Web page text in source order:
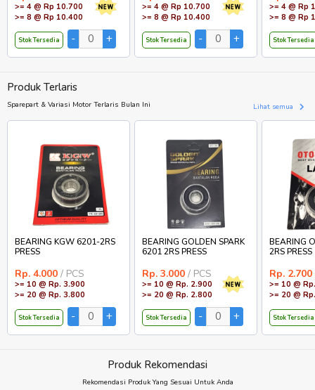
>= 4 @ Rp 10.700
>= 8 @ Rp 10.400
Stok Tersedia
>= 4 @ Rp 10.700
>= 8 @ Rp 10.400
Stok Tersedia
>= 4 @ Rp
>= 8 @ Rp
Stok Tersedia
Produk Terlaris
Sparepart & Variasi Motor Terlaris Bulan Ini Lihat semua
BEARING KGW 6201-2RS
PRESS
Rp. 4.000 / PCS
>= 10 @ Rp. 3.900
>= 20 @ Rp. 3.800
Stok Tersedia
BEARING GOLDEN SPARK
6201 2RS PRESS
Rp. 3.000 / PCS
>= 10 @ Rp. 2.900
>= 20 @ Rp. 2.800
Stok Tersedia
BEARING
2RS PRESS
Rp. 2.700
>= 10 @
>= 20 @
Stok Tersedia
Produk Rekomendasi
Rekomendasi Produk Yang Sesuai Untuk Anda